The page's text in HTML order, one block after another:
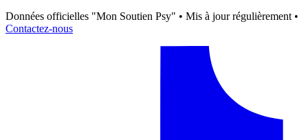
Données officielles "Mon Soutien Psy" • Mis à jour régulièrement •
Contactez-nous